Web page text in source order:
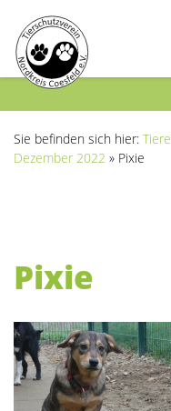
Sie befinden sich hier: Tiere
Dezember 2022 » Pixie
Pixie